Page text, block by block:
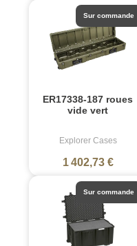
ER17338-187 roues
vide vert
Explorer Cases
1 402,73 €
Sur commande
Sur commande